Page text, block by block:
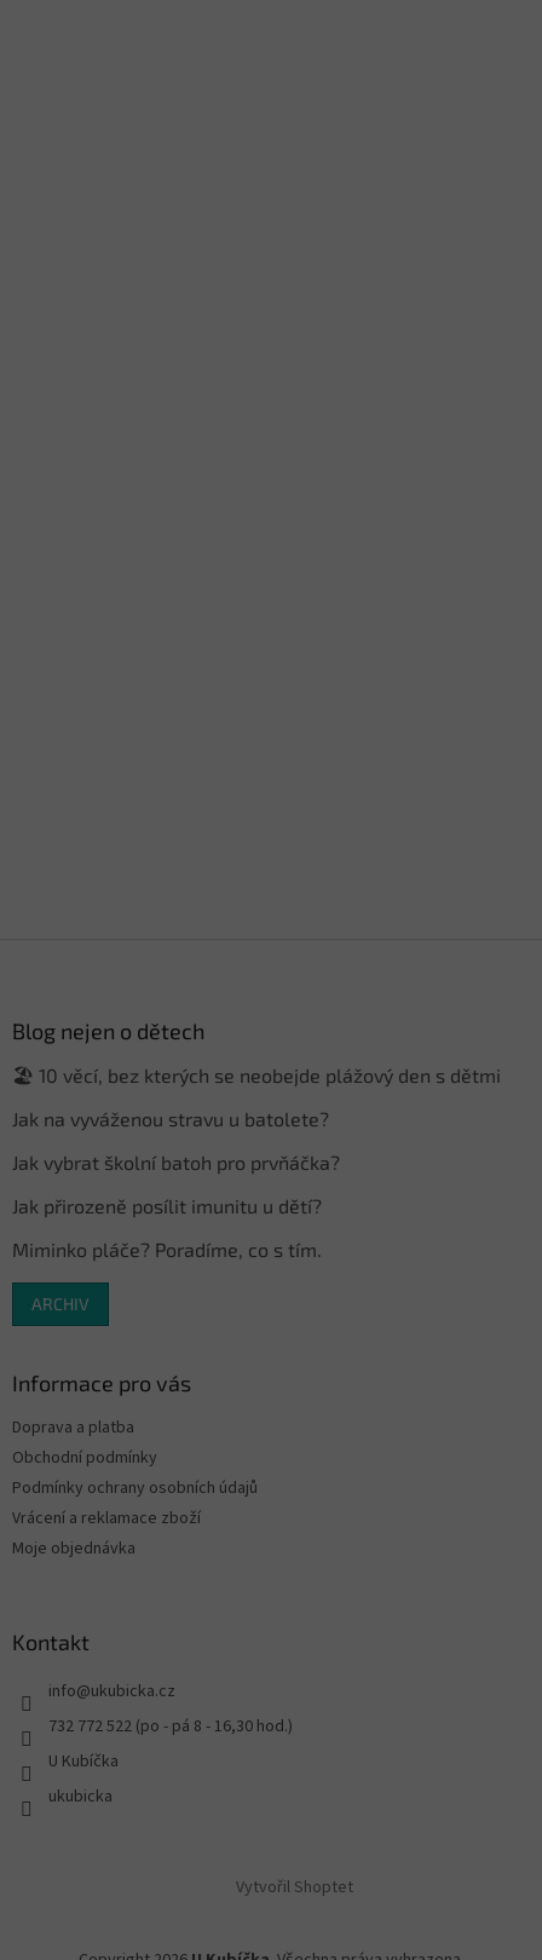
Blog nejen o dětech
🏖️ 10 věcí, bez kterých se neobejde plážový den s dětmi
Jak na vyváženou stravu u batolete?
Jak vybrat školní batoh pro prvňáčka?
Jak přirozeně posílit imunitu u dětí?
Miminko pláče? Poradíme, co s tím.
ARCHIV
Informace pro vás
Doprava a platba
Obchodní podmínky
Podmínky ochrany osobních údajů
Vrácení a reklamace zboží
Moje objednávka
Kontakt
info@ukubicka.cz
732 772 522 (po - pá 8 - 16,30 hod.)
U Kubíčka
ukubicka
Vytvořil Shoptet